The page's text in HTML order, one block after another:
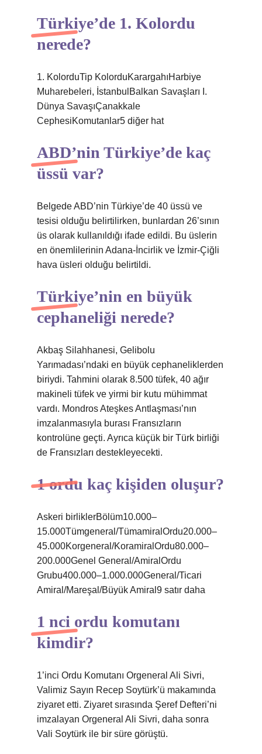
Türkiye’de 1. Kolordu
nerede?
1. KolorduTip KolorduKarargahıHarbiye
Muharebeleri, İstanbulBalkan Savaşları I.
Dünya SavaşıÇanakkale
CephesiKomutanlar5 diğer hat
ABD’nin Türkiye’de kaç
üssü var?
Belgede ABD’nin Türkiye’de 40 üssü ve
tesisi olduğu belirtilirken, bunlardan 26’sının
üs olarak kullanıldığı ifade edildi. Bu üslerin
en önemlilerinin Adana-İncirlik ve İzmir-Çiğli
hava üsleri olduğu belirtildi.
Türkiye’nin en büyük
cephaneliği nerede?
Akbaş Silahhanesi, Gelibolu
Yarımadası’ndaki en büyük cephaneliklerden
biriydi. Tahmini olarak 8.500 tüfek, 40 ağır
makineli tüfek ve yirmi bir kutu mühimmat
vardı. Mondros Ateşkes Antlaşması’nın
imzalanmasıyla burası Fransızların
kontrolüne geçti. Ayrıca küçük bir Türk birliği
de Fransızları destekleyecekti.
1 ordu kaç kişiden oluşur?
Askeri birliklerBölüm10.000–
15.000Tümgeneral/TümamiralOrdu20.000–
45.000Korgeneral/KoramiralOrdu80.000–
200.000Genel General/AmiralOrdu
Grubu400.000–1.000.000General/Ticari
Amiral/Mareşal/Büyük Amiral9 satır daha
1 nci ordu komutanı
kimdir?
1’inci Ordu Komutanı Orgeneral Ali Sivri,
Valimiz Sayın Recep Soytürk’ü makamında
ziyaret etti. Ziyaret sırasında Şeref Defteri’ni
imzalayan Orgeneral Ali Sivri, daha sonra
Vali Soytürk ile bir süre görüştü.